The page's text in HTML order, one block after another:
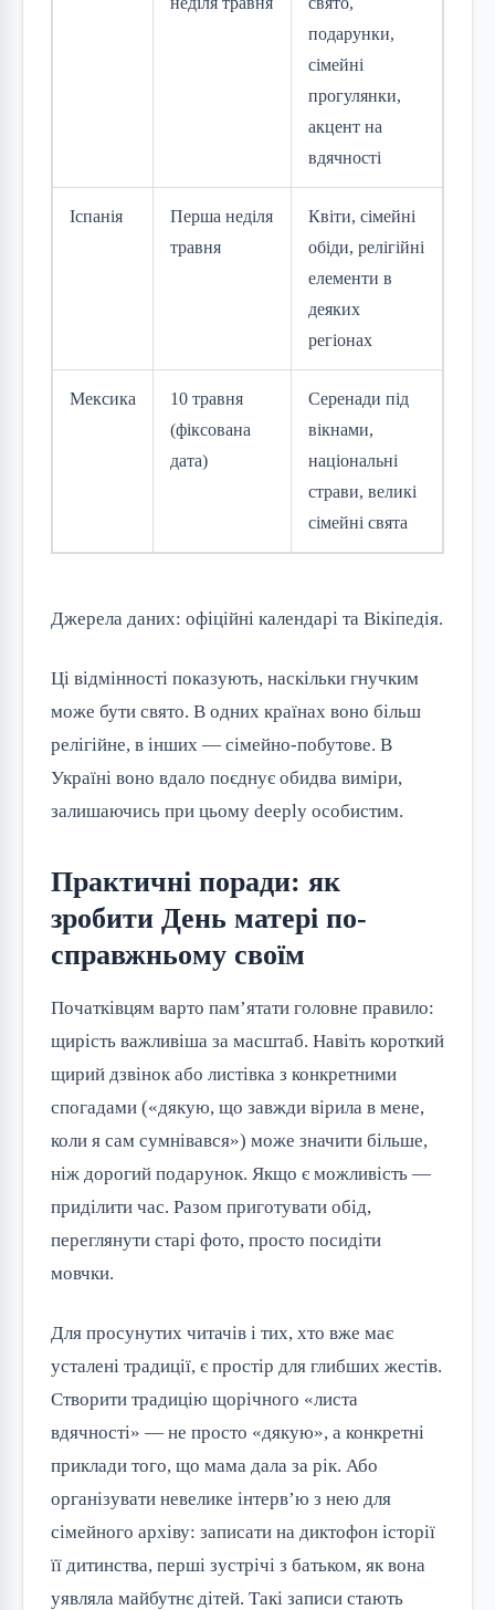
подарунки,
сімейні
прогулянки,
акцент на
вдячності
Іспанія
Перша неділя
травня
Квіти, сімейні
обіди, релігійні
елементи в
деяких
регіонах
Мексика
10 травня
(фіксована
дата)
Серенади під
вікнами,
національні
страви, великі
сімейні свята
Джерела даних: офіційні календарі та Вікіпедія.
Ці відмінності показують, наскільки гнучким
може бути свято. В одних країнах воно більш
релігійне, в інших — сімейно-побутове. В
Україні воно вдало поєднує обидва виміри,
залишаючись при цьому deeply особистим.
Практичні поради: як
зробити День матері по-
справжньому своїм
Початківцям варто пам’ятати головне правило:
щирість важливіша за масштаб. Навіть короткий
щирий дзвінок або листівка з конкретними
спогадами («дякую, що завжди вірила в мене,
коли я сам сумнівався») може значити більше,
ніж дорогий подарунок. Якщо є можливість —
приділити час. Разом приготувати обід,
переглянути старі фото, просто посидіти
мовчки.
Для просунутих читачів і тих, хто вже має
усталені традиції, є простір для глибших жестів.
Створити традицію щорічного «листа
вдячності» — не просто «дякую», а конкретні
приклади того, що мама дала за рік. Або
організувати невелике інтерв’ю з нею для
сімейного архіву: записати на диктофон історії
її дитинства, перші зустрічі з батьком, як вона
уявляла майбутнє дітей. Такі записи стають